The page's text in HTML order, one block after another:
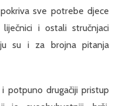
sve potrebe djece
i ostali stručnjaci
su i za brojna pitanja
potpuno drugačiji pristup